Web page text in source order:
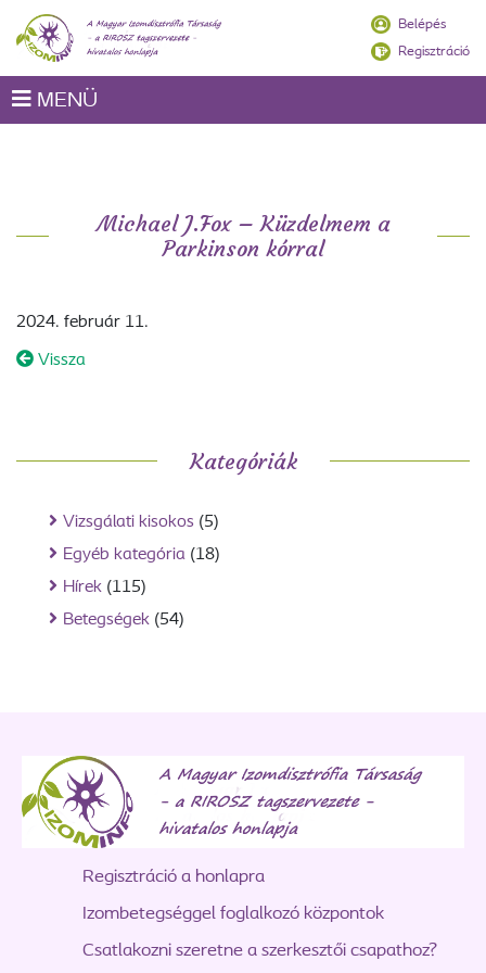
Belépés
Regisztráció
MENÜ
Kategóriák
Vizsgálati kisokos (5)
Egyéb kategória (18)
Hírek (115)
Betegségek (54)
Michael J.Fox – Küzdelmem a
Parkinson kórral
2024. február 11.
Vissza
Regisztráció a honlapra
Izombetegséggel foglalkozó központok
Csatlakozni szeretne a szerkesztői csapathoz?